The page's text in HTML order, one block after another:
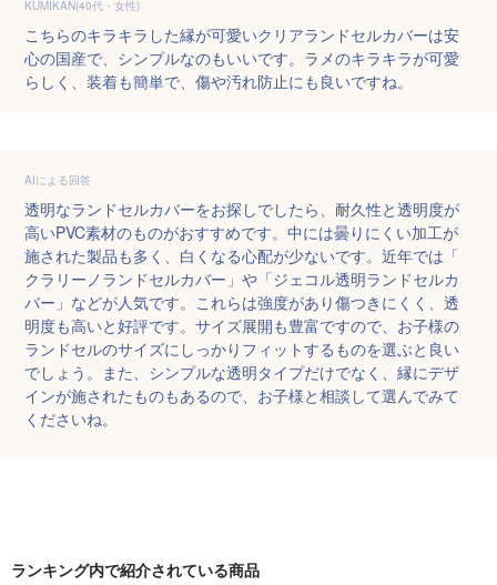
KUMIKAN(40代・女性)
こちらのキラキラした縁が可愛いクリアランドセルカバーは安
心の国産で、シンプルなのもいいです。ラメのキラキラが可愛
らしく、装着も簡単で、傷や汚れ防止にも良いですね。
AIによる回答
透明なランドセルカバーをお探しでしたら、耐久性と透明度が
高いPVC素材のものがおすすめです。中には曇りにくい加工が
施された製品も多く、白くなる心配が少ないです。近年では「
クラリーノランドセルカバー」や「ジェコル透明ランドセルカ
バー」などが人気です。これらは強度があり傷つきにくく、透
明度も高いと好評です。サイズ展開も豊富ですので、お子様の
ランドセルのサイズにしっかりフィットするものを選ぶと良い
でしょう。また、シンプルな透明タイプだけでなく、縁にデザ
インが施されたものもあるので、お子様と相談して選んでみて
くださいね。
ランキング内で紹介されている商品